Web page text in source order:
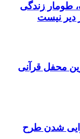
طومار زندگی
دیر نیست
محفل قرآنی
شدن طرح